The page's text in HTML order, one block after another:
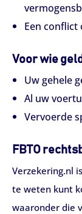
Een
Voor wie
Uw gehele
Al uw
Vervoerde
FBTO
Verzekering.nl
te weten kunt
waaronder die